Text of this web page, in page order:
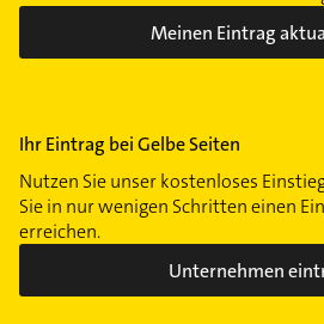
Meinen Eintrag
Ihr Eintrag bei Gelbe Seiten
Nutzen Sie unser kostenloses
Sie in nur wenigen Schritten einen
erreichen.
Unternehmen